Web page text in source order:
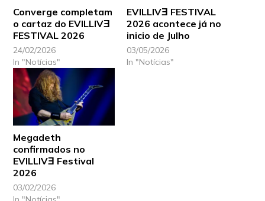
Converge completam
o cartaz do EVILLIVƎ
FESTIVAL 2026
24/02/2026
In "Notícias"
EVILLIVƎ FESTIVAL
2026 acontece já no
inicio de Julho
03/05/2026
In "Notícias"
Megadeth
confirmados no
EVILLIVƎ Festival
2026
03/02/2026